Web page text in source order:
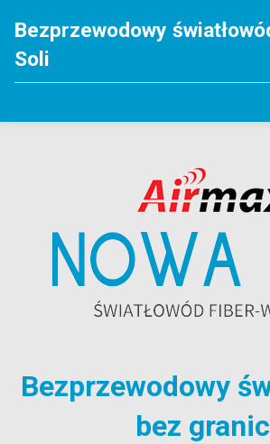
Bezprzewodowy
Soli
Bezprzewodowy
bez granic